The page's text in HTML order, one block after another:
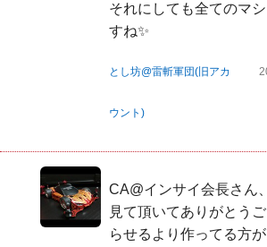
それにしても全てのマ
すね✨
とし坊@雷斬軍団(旧アカ
ウント)
CA@インサイ会長さん
見て頂いてありがとう
らせるより作ってる方